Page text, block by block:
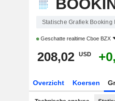
Statische Grafiek Booking
Geschatte realtime Cboe BZX
208,02 USD
Overzicht Koersen